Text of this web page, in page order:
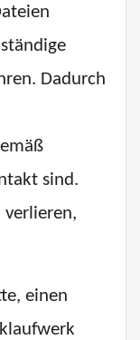
Dadurch
sind.
verlieren,
einen